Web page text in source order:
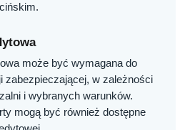
może być wymagana do
zabezpieczającej, w zależności
i wybranych warunków.
mogą być również dostępne